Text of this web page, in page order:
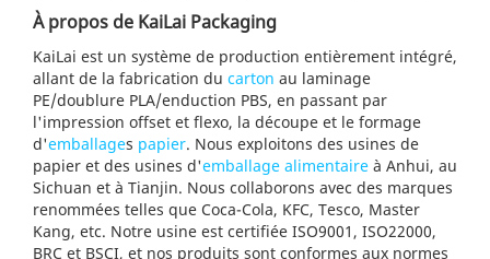
À propos de KaiLai Packaging
KaiLai est un système de production entièrement intégré,
allant de la fabrication du carton au laminage
PE/doublure PLA/enduction PBS, en passant par
l'impression offset et flexo, la découpe et le formage
d'emballages papier. Nous exploitons des usines de
papier et des usines d'emballage alimentaire à Anhui, au
Sichuan et à Tianjin. Nous collaborons avec des marques
renommées telles que Coca-Cola, KFC, Tesco, Master
Kang, etc. Notre usine est certifiée ISO9001, ISO22000,
BRC et BSCI, et nos produits sont conformes aux normes